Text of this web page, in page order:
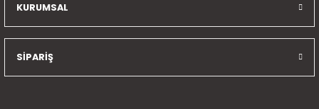
KURUMSAL
SİPARİŞ